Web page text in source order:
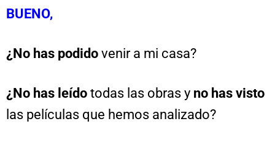
BUENO,
¿No has podido venir a mi casa?
¿No has leído todas las obras y no has visto
las películas que hemos analizado?